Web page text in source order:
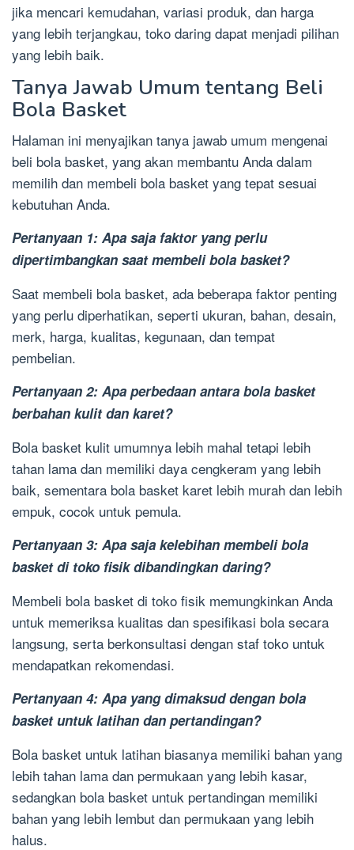
jika mencari kemudahan, variasi produk, dan harga
yang lebih terjangkau, toko daring dapat menjadi pilihan
yang lebih baik.
Tanya Jawab Umum tentang Beli
Bola Basket
Halaman ini menyajikan tanya jawab umum mengenai
beli bola basket, yang akan membantu Anda dalam
memilih dan membeli bola basket yang tepat sesuai
kebutuhan Anda.
Pertanyaan 1: Apa saja faktor yang perlu
dipertimbangkan saat membeli bola basket?
Saat membeli bola basket, ada beberapa faktor penting
yang perlu diperhatikan, seperti ukuran, bahan, desain,
merk, harga, kualitas, kegunaan, dan tempat
pembelian.
Pertanyaan 2: Apa perbedaan antara bola basket
berbahan kulit dan karet?
Bola basket kulit umumnya lebih mahal tetapi lebih
tahan lama dan memiliki daya cengkeram yang lebih
baik, sementara bola basket karet lebih murah dan lebih
empuk, cocok untuk pemula.
Pertanyaan 3: Apa saja kelebihan membeli bola
basket di toko fisik dibandingkan daring?
Membeli bola basket di toko fisik memungkinkan Anda
untuk memeriksa kualitas dan spesifikasi bola secara
langsung, serta berkonsultasi dengan staf toko untuk
mendapatkan rekomendasi.
Pertanyaan 4: Apa yang dimaksud dengan bola
basket untuk latihan dan pertandingan?
Bola basket untuk latihan biasanya memiliki bahan yang
lebih tahan lama dan permukaan yang lebih kasar,
sedangkan bola basket untuk pertandingan memiliki
bahan yang lebih lembut dan permukaan yang lebih
halus.